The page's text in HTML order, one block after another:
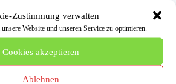
Zustimmung verwalten
Website und unseren Service zu optimieren.
Cookies akzeptieren
Ablehnen
Eurowings Flugplan
Flugplan?
Website wird laufend aktualisiert und
Zeiten als auch den Live-Status mit
am Reisetag immer auf diese offizielle